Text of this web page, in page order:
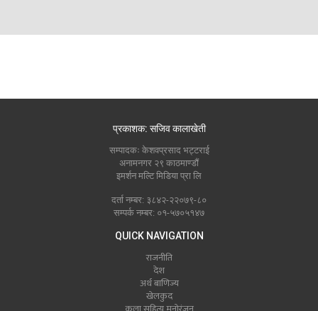
प्रकाशक: सजिव कालाखेती
सम्पादकः केशवप्रसाद भट्टराई
अनामनगर २९ काठमाण्डौं
इमर्शन मल्टि मिडिया प्रा लि
दर्ता नम्बर: ३८४२-२२०७९-८०
सम्पर्क नम्बर: ०१-५७०५१४७
QUICK NAVIGATION
राजनीति
देश
अर्थ बाणिज्य
खेलकुद